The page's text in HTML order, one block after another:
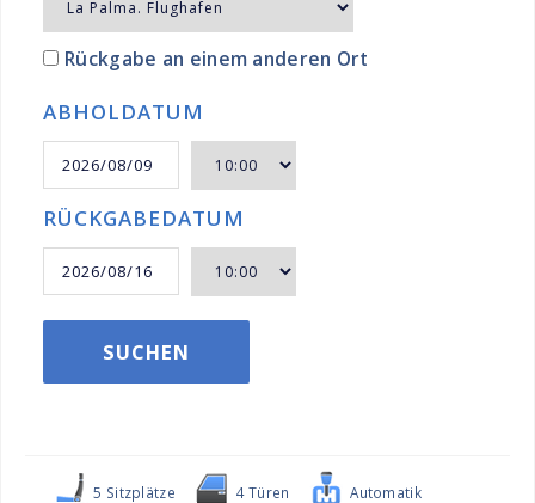
Rückgabe an einem anderen Ort
ABHOLDATUM
RÜCKGABEDATUM
SUCHEN
5 Sitzplätze 4 Türen
Automatik